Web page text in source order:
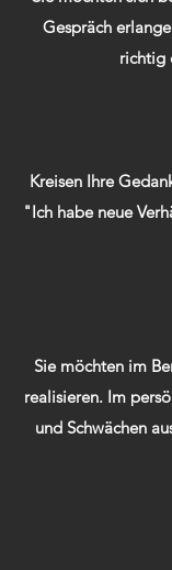
Gespräch
richtig
Kreisen Ihre
"Ich habe neue
Sie möchten im
realisieren. Im
und Schwächen